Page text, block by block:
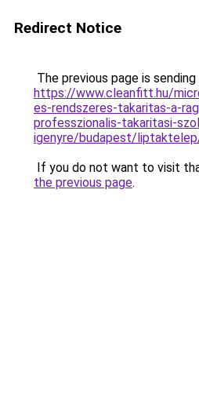
Redirect Notice
The previous page is
https://www.cleanfitt.hu/
es-rendszeres-takaritas-a-
professzionalis-takaritasi-
igenyre/budapest/liptaktelep/
If you do not want to visit
the previous page.